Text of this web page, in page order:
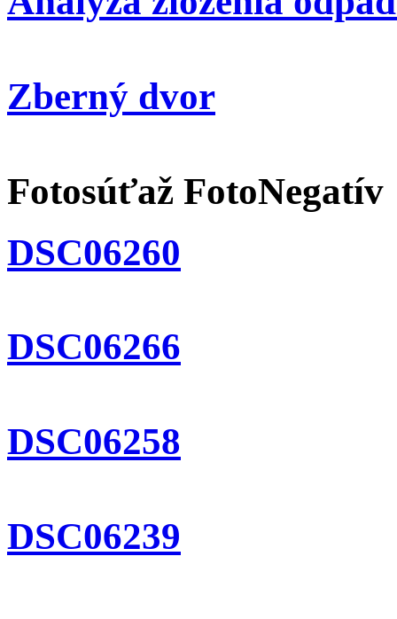
Zberný dvor
Fotosúťaž FotoNegatív
DSC06260
DSC06266
DSC06258
DSC06239